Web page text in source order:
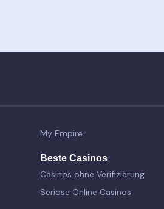
My Empire
Beste Casinos
Casinos ohne Verifizierung
Seriöse Online Casinos